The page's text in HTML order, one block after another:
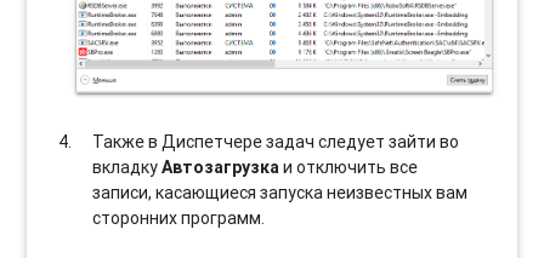
Также в Диспетчере задач следует зайти во
вкладкуАвтозагрузкаи отключить все
записи, касающиеся запуска неизвестных вам
сторонних программ.